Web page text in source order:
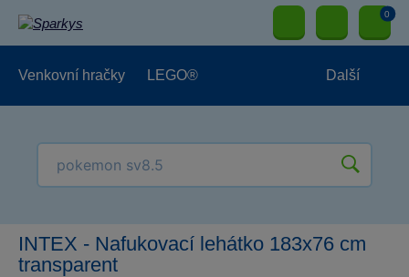
0
Venkovní hračky LEGO® Další
INTEX - Nafukovací lehátko 183x76 cm
transparent